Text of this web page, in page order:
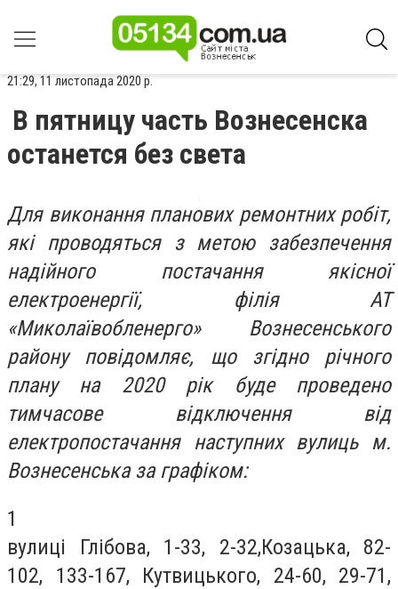
21:29, 11 листопада 2020 р.
В пятницу часть Вознесенска
останется без света
Для виконання планових ремонтних робіт,
які проводяться з метою забезпечення
надійного постачання якісної
електроенергії, філія АТ
«Миколаївобленерго» Вознесенського
району повідомляє, що згідно річного
плану на 2020 рік буде проведено
тимчасове відключення від
електропостачання наступних вулиць м.
Вознесенська за графіком:
1
вулиці Глібова, 1-33, 2-32,Козацька, 82-
102, 133-167, Кутвицького, 24-60, 29-71,